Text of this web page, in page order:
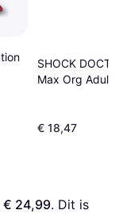
SHOCK
Max Org Adult
€ 18,47
€ 24,99. Dit is